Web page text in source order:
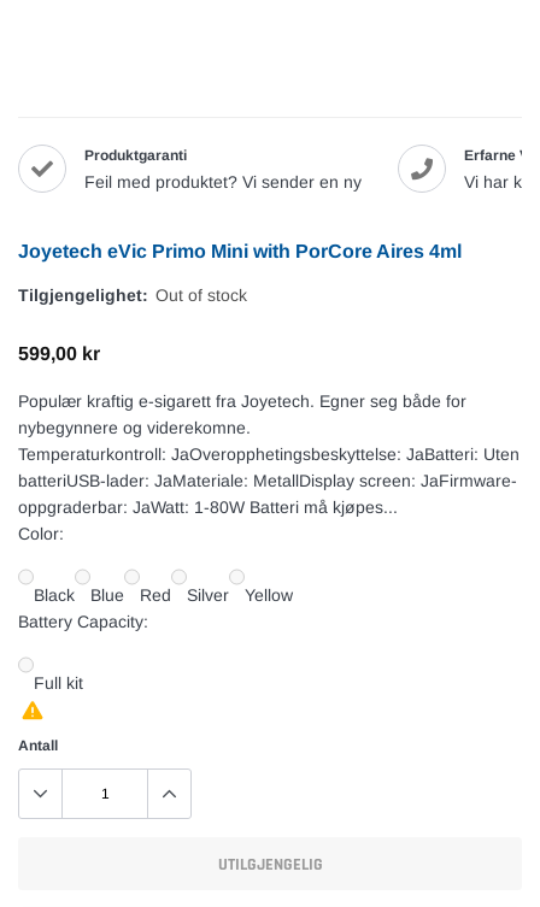
Produktgaranti
Feil med produktet? Vi sender en ny
Erfarne
Vi har
Joyetech eVic Primo Mini with PorCore Aires 4ml
Tilgjengelighet: Out of stock
599,00 kr
Populær kraftig e-sigarett fra Joyetech. Egner seg både for
nybegynnere og viderekomne.
Temperaturkontroll: JaOveropphetingsbeskyttelse: JaBatteri: Uten
batteriUSB-lader: JaMateriale: MetallDisplay screen: JaFirmware-
oppgraderbar: JaWatt: 1-80W Batteri må kjøpes...
Color:
Black Blue Red Silver
Yellow
Battery Capacity:
Full kit
Antall
UTILGJENGELIG